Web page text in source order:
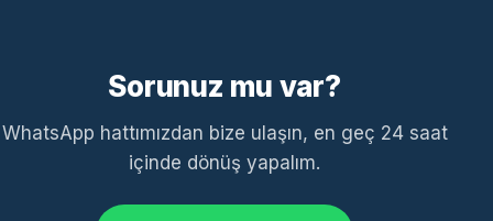
Sorunuz mu var?
WhatsApp hattımızdan bize ulaşın, en geç 24 saat
içinde dönüş yapalım.